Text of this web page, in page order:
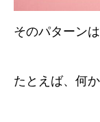
そのパターン
たとえば、何